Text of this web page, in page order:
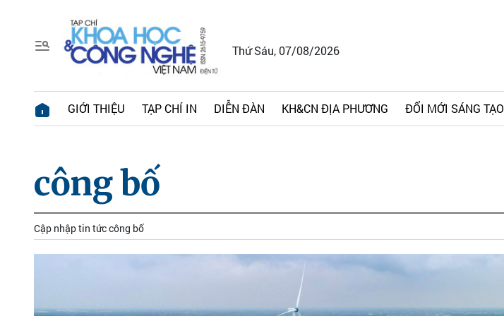
Thứ Sáu, 07/08/2026
GIỚI THIỆU TẠP CHÍ IN DIỄN ĐÀN KH&CN ĐỊA PHƯƠNG ĐỔI MỚI SÁNG TẠO
công bố
Cập nhập tin tức công bố